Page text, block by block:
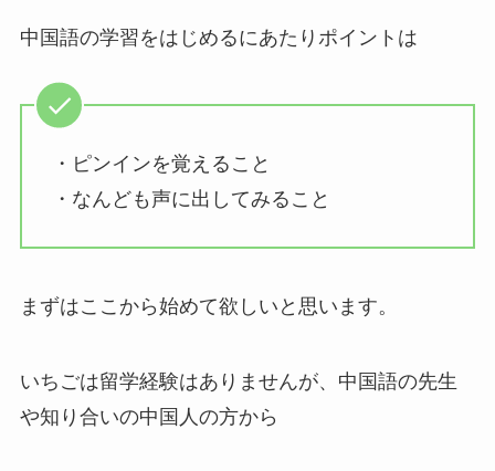
中国語の学習をはじめるにあたりポイントは
・ピンインを覚えること
・なんども声に出してみること
まずはここから始めて欲しいと思います。
いちごは留学経験はありませんが、中国語の先生
や知り合いの中国人の方から